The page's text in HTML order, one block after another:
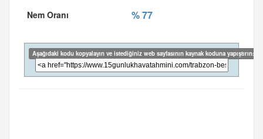
% 77
Aşağıdaki kodu kopyalayın ve istediğiniz web sayfasının kaynak koduna yapıştırın: